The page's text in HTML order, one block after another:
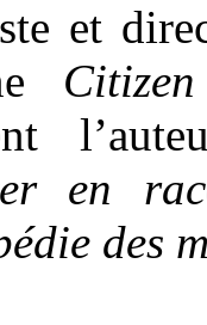
et
en
des